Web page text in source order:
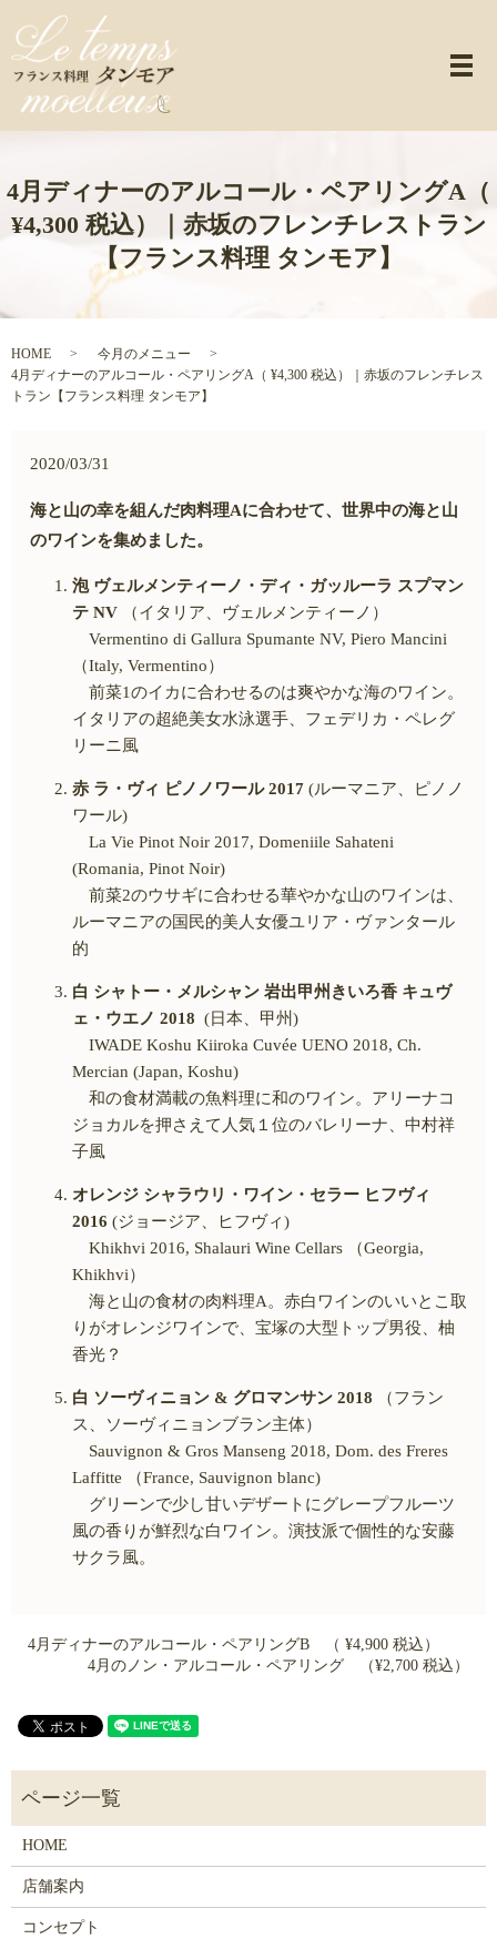
メ
4月ディナーのアルコール・ペアリングA（
¥4,300 税込）｜赤坂のフレンチレストラン
【フランス料理 タンモア】
HOME
今月のメニュー
4月ディナーのアルコール・ペアリングA（ ¥4,300 税込）｜赤坂のフレンチレス
トラン【フランス料理 タンモア】
2020/03/31
海と山の幸を組んだ肉料理Aに合わせて、世界中の海と山
のワインを集めました。
泡 ヴェルメンティーノ・ディ・ガッルーラ スプマン
テ NV
（イタリア、ヴェルメンティーノ）
Vermentino di Gallura Spumante NV, Piero Mancini
（Italy, Vermentino）
前菜1のイカに合わせるのは爽やかな海のワイン。
イタリアの超絶美女水泳選手、フェデリカ・ペレグ
リーニ風
赤 ラ・ヴィ ピノノワール2017 (ルーマニア、ピノノ
ワール)
La Vie Pinot Noir 2017, Domeniile Sahateni
(Romania, Pinot Noir)
前菜2のウサギに合わせる華やかな山のワインは、
ルーマニアの国民的美人女優ユリア・ヴァンタール
的
白 シャトー・メルシャン 岩出甲州きいろ香 キュヴ
ェ・ウエノ 2018 (日本、甲州)
IWADE Koshu Kiiroka Cuvée UENO 2018, Ch.
Mercian (Japan, Koshu)
和の食材満載の魚料理に和のワイン。アリーナコ
ジョカルを押さえて人気１位のバレリーナ、中村祥
子風
オレンジ シャラウリ・ワイン・セラー ヒフヴィ
2016 (ジョージア、ヒフヴィ)
Khikhvi 2016, Shalauri Wine Cellars （Georgia,
Khikhvi）
海と山の食材の肉料理A。赤白ワインのいいとこ取
りがオレンジワインで、宝塚の大型トップ男役、柚
香光？
白 ソーヴィニョン & グロマンサン2018
（フラン
ス、ソーヴィニョンブラン主体）
Sauvignon & Gros Manseng 2018, Dom. des Freres
Laffitte （France, Sauvignon blanc)
グリーンで少し甘いデザートにグレープフルーツ
風の香りが鮮烈な白ワイン。演技派で個性的な安藤
サクラ風。
4月ディナーのアルコール・ペアリングB （ ¥4,900 税込）
4月のノン・アルコール・ペアリング （¥2,700 税込）
HOME
店舗案内
コンセプト